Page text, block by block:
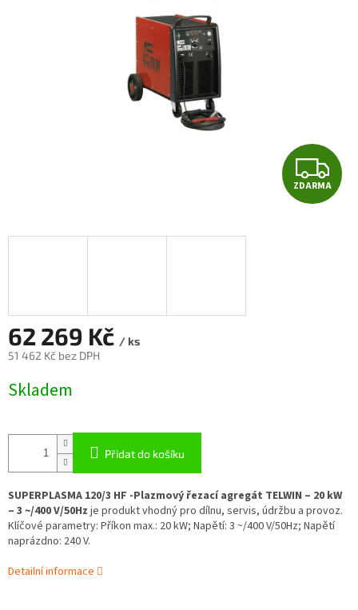
Z
D
ZDARMA
62 269 Kč / ks
51 462 Kč bez DPH
cena:
Skladem
Přidat do košíku
SUPERPLASMA 120/3 HF -Plazmový řezací agregát TELWIN – 20 kW
– 3 ~/400 V/50Hz je produkt vhodný pro dílnu, servis, údržbu a provoz.
Klíčové parametry: Příkon max.: 20 kW; Napětí: 3 ~/400 V/50Hz; Napětí
naprázdno: 240 V.
Detailní informace